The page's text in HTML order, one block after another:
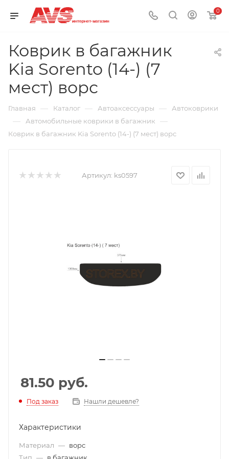
0
Коврик в багажник
Kia Sorento (14-) (7
мест) ворс
Главная — Каталог — Автоаксессуары — Автоковрики
— Автомобильные коврики в багажник —
Коврик в багажник Kia Sorento (14-) (7 мест) ворс
Артикул: ks0597
81.50 руб.
Под заказ Нашли дешевле?
Характеристики
Материал — ворс